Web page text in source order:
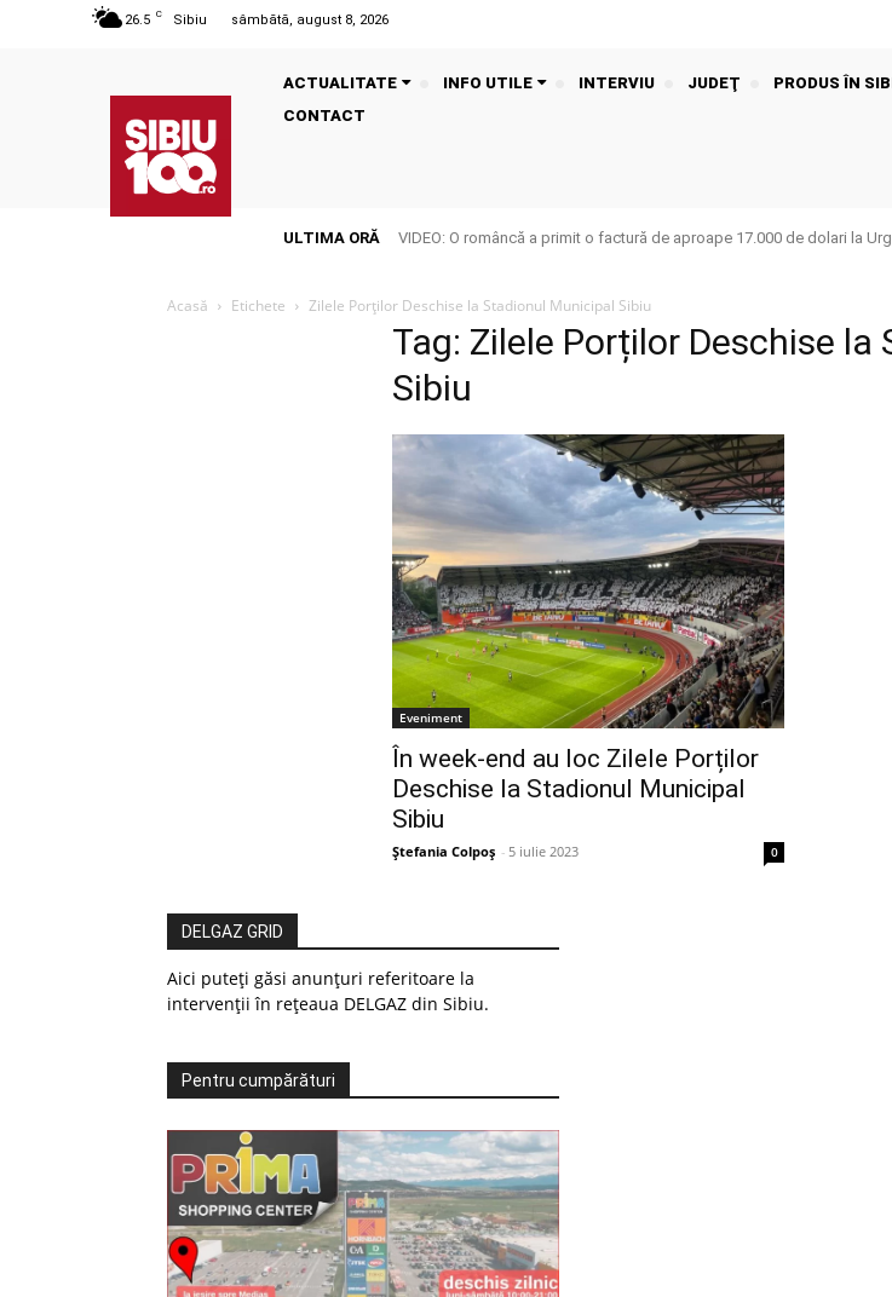
26.5 C Sibiu sâmbătă, august 8, 2026
ACTUALITATE INFO UTILE INTERVIU JUDEŢ PRODUS ÎN
CONTACT
ULTIMA ORĂ VIDEO: O româncă a primit o factură de aproape 17.000 de dolari la
Acasă Etichete Zilele Porților Deschise la Stadionul Municipal Sibiu
Tag: Zilele Porților Deschise
Sibiu
Eveniment
În week-end au loc Zilele Porților
Deschise la Stadionul Municipal
Sibiu
Ștefania Colpoș - 5 iulie 2023 0
DELGAZ GRID
Aici puteți găsi anunțuri referitoare la
intervenții în rețeaua DELGAZ din Sibiu.
Pentru cumpărături